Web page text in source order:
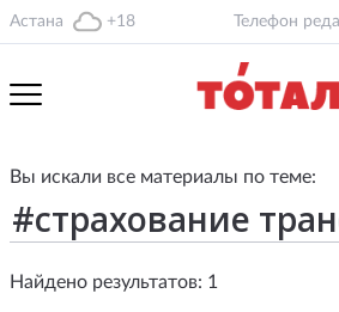
Астана +18 Телефон
Вы искали все материалы по теме:
Найдено результатов: 1